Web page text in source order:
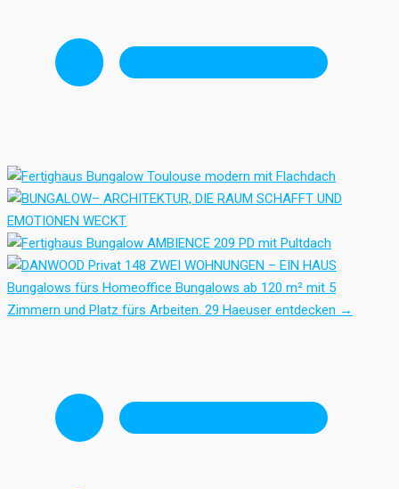
Bungalows fürs Homeoffice Bungalows ab 120 m² mit 5
Zimmern und Platz fürs Arbeiten. 29 Haeuser entdecken →